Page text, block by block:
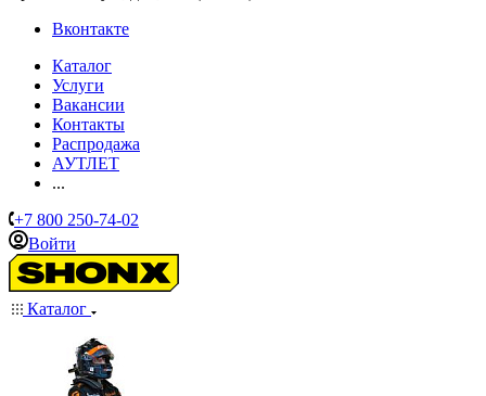
Вконтакте
Каталог
Услуги
Вакансии
Контакты
Распродажа
АУТЛЕТ
...
+7 800 250-74-02
Войти
Каталог